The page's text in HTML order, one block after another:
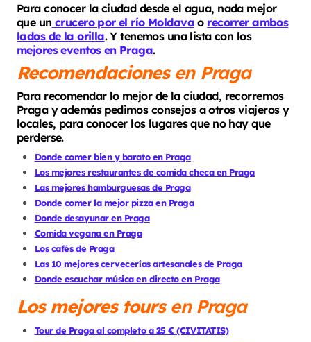
Para conocer la ciudad desde el agua, nada mejor
que un crucero por el río Moldava o recorrer ambos
lados de la orilla. Y tenemos una lista con los
mejores eventos en Praga.
Recomendacionesen Praga
Para recomendar lo mejor de la ciudad, recorremos
Praga y además pedimos consejos a otros viajeros y
locales, para conocer los lugares que no hay que
perderse.
Donde comer bien y barato en Praga
Los mejores restaurantes de comida checa en Praga
Las mejores hamburguesas de Praga
Donde comer la mejor pizza en Praga
Donde desayunar en Praga
Comida vegana en Praga
Los cafés de Praga
Las 10 mejores cervecerías artesanales de Praga
Donde escuchar música en directo en Praga
Los mejores toursen Praga
Tour de Praga al completo a 25 € (CIVITATIS)